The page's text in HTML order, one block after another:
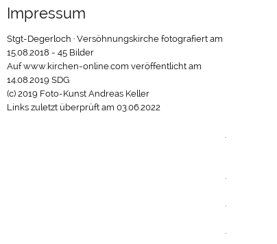
Impressum
Stgt-Degerloch · Versöhnungskirche fotografiert am
15.08.2018 - 45 Bilder
Auf www.kirchen-online.com veröffentlicht am
14.08.2019 SDG
(c) 2019 Foto-Kunst Andreas Keller
Links zuletzt überprüft am 03.06.2022
.
.
.
.